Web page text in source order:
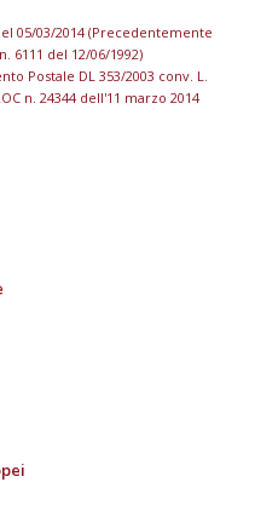
05/03/2014 (Precedentemente
6111 del 12/06/1992)
Postale DL 353/2003 conv. L.
n. 24344 dell'11 marzo 2014